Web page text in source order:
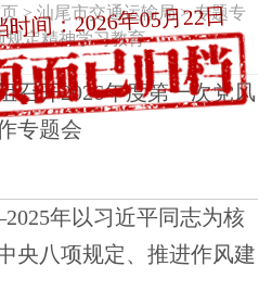
间：2026年05月22日
>汕尾市交通运输局>专题专
规定精神学习教育
召开2026年度第一次党风
专题会
年以习近平同志为核
央八项规定、推进作风建